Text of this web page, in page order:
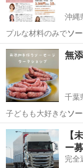
沖縄
プルな材料のみでソ
が作れます！冷凍…
沖縄 沖縄市
無
千葉
子どもも大好きなソ
ジ500g お持ち…
千葉 市川市
【
ー
完全